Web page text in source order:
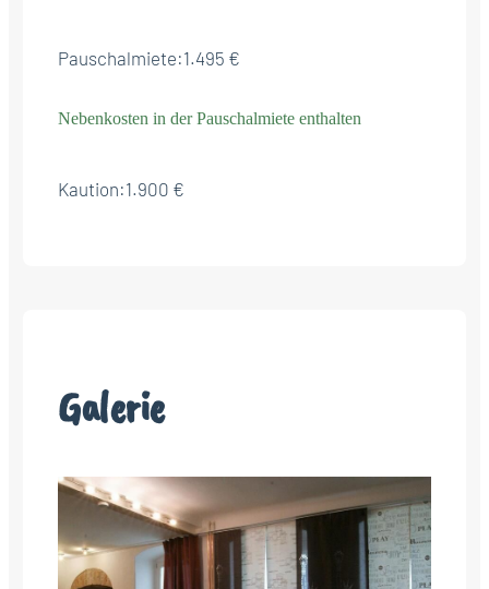
Pauschalmiete:1.495 €
Nebenkosten in der Pauschalmiete enthalten
Kaution:1.900 €
Galerie